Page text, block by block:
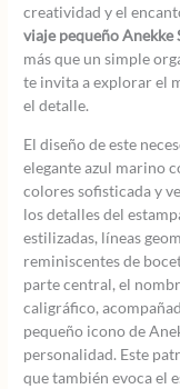
creatividad y el
viaje pequeño Anekke
más que un simple
te invita a explorar el
el detalle.
El diseño de este
elegante azul marino
colores sofisticada y
los detalles del
estilizadas, líneas
reminiscentes de
parte central, el
caligráfico,
pequeño icono de
personalidad. Este
que también evoca el